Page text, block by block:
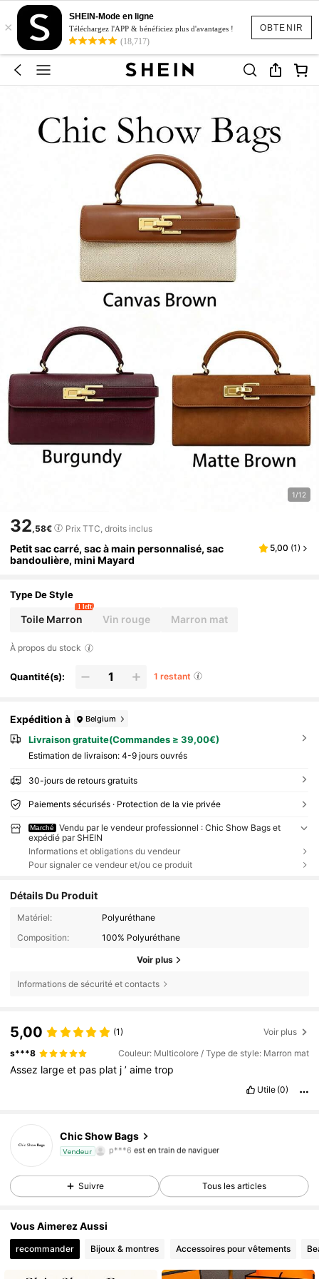
OBTENIR
×
SHEIN-Mode en ligne
Téléchargez l'APP & bénéficiez plus d'avantages !
(18,717)
1/12
32,58€ Prix TTC, droits inclus
Petit sac carré, sac à main personnalisé, sac
bandoulière, mini Mayard
5,00 (1)
Type De Style
Toile Marron
1 left
Vin rouge Marron mat
À propos du stock
Quantité(s): 1 restant
Expédition à Belgium
Livraison gratuite(Commandes ≥ 39,00€)
Estimation de livraison: 4-9 jours ouvrés
30-jours de retours gratuits
Paiements sécurisés · Protection de la vie privée
Marché
Vendu par le vendeur professionnel : Chic Show Bags et
expédié par SHEIN
Informations et obligations du vendeur
Pour signaler ce vendeur et/ou ce produit
Détails Du Produit
Matériel:
Polyuréthane
Composition:
100% Polyuréthane
Voir plus
Informations de sécurité et contacts
5,00 (1) Voir plus
s***8 Couleur: Multicolore / Type de style: Marron mat
Assez largeet pas plat j’aimetrop
Utile (0)
Chic Show Bags
Vendeur
p***6est en train de naviguer
4,72
39K Suiveurs
4,72 39K Suiveurs
4,72 39K Suiveurs
4,72
4,72 39K Suiveurs
39K Suiveurs
Suivre Tous les articles
Vous Aimerez Aussi
recommander Bijoux & montres Accessoires pour vêtements